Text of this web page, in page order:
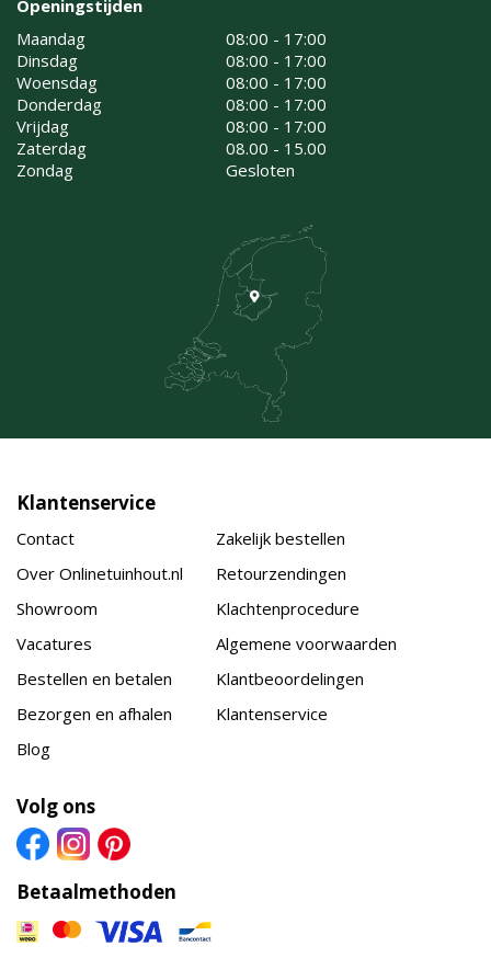
Openingstijden
Maandag
08:00 - 17:00
Dinsdag
08:00 - 17:00
Woensdag
08:00 - 17:00
Donderdag
08:00 - 17:00
Vrijdag
08:00 - 17:00
Zaterdag
08.00 - 15.00
Zondag
Gesloten
Klantenservice
Contact
Over Onlinetuinhout.nl
Showroom
Vacatures
Bestellen en betalen
Bezorgen en afhalen
Blog
Zakelijk bestellen
Retourzendingen
Klachtenprocedure
Algemene voorwaarden
Klantbeoordelingen
Klantenservice
Volg ons
Betaalmethoden